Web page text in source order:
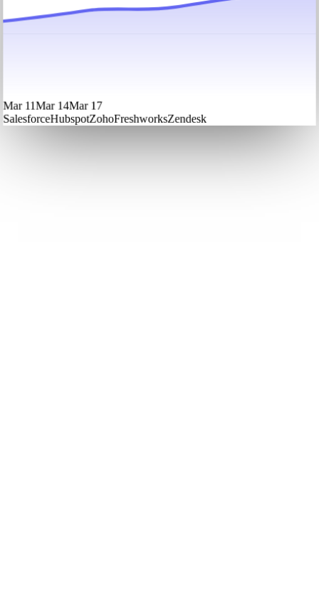
Mar 11Mar 14Mar 17
SalesforceHubspotZohoFreshworksZendesk